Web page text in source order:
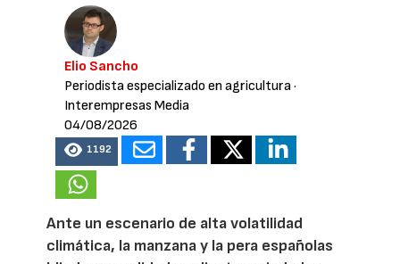
Elio Sancho
Periodista especializado en agricultura·
Interempresas Media
04/08/2026
1192
Ante un escenario de alta volatilidad
climática, la manzana y la pera españolas